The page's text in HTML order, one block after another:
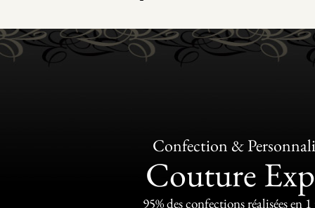
Confection &
Couture
95% des confections réalisées en